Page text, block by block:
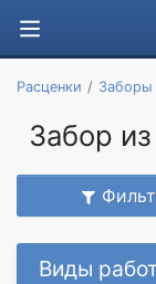
Расценки Заборы
Забор
Виды